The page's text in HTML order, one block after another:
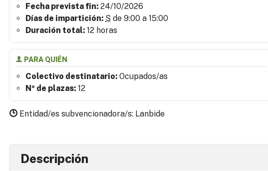
Fecha prevista fin: 24/10/2026
Días de impartición: S de 9:00 a 15:00
Duración total: 12 horas
PARA QUIÉN
Colectivo destinatario: Ocupados/as
Nº de plazas: 12
Entidad/es subvencionadora/s: Lanbide
Descripción